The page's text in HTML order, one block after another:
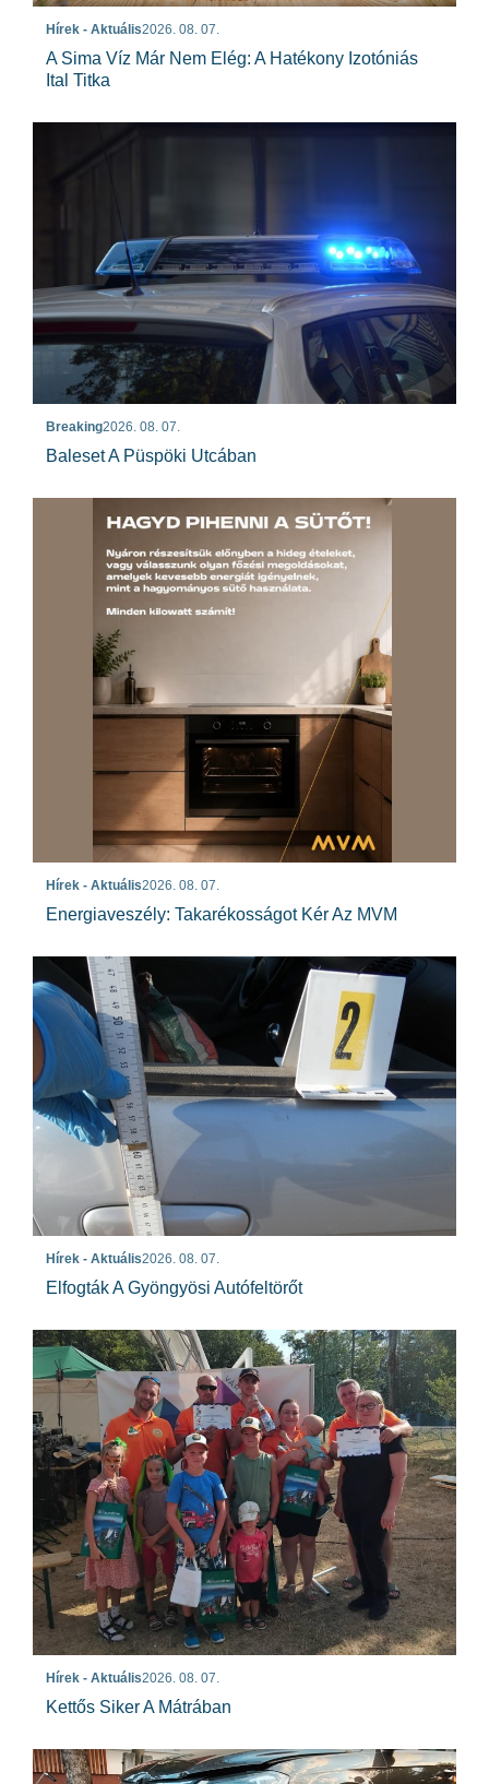
Hírek - Aktuális2026. 08. 07.
A Sima Víz Már Nem Elég: A Hatékony Izotóniás
Ital Titka
Breaking2026. 08. 07.
Baleset A Püspöki Utcában
Hírek - Aktuális2026. 08. 07.
Energiaveszély: Takarékosságot Kér Az MVM
Hírek - Aktuális2026. 08. 07.
Elfogták A Gyöngyösi Autófeltörőt
Hírek - Aktuális2026. 08. 07.
Kettős Siker A Mátrában